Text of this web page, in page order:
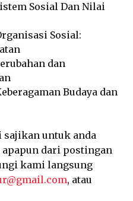
Sosial Dan Nilai
Sosial:
dan
Budaya dan
untuk anda
apapun dari postingan
kami langsung
, atau